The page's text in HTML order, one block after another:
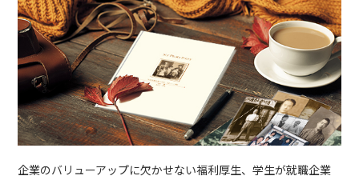
企業のバリューアップに欠かせない福利厚生、学生が就職企業